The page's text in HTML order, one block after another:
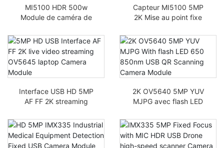
MI5100 HDR 500w
Module de caméra de
numérique USB pour
reconnaissance faciale
Capteur MI5100 5MP
2K Mise au point fixe
numérisation de
documents Module
caméra USB
Interface USB HD 5MP
AF FF 2K streaming
Module caméra
d’ordinateur portable
2K OV5640 5MP YUV
MJPG avec flash LED
balayage QR USB
850nm